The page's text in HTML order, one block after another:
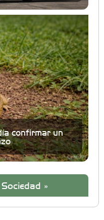
confirmar un
»